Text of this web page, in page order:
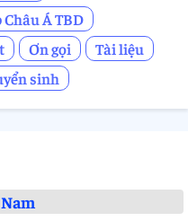
Á TBD
Ơn gọi
Tài liệu
sinh